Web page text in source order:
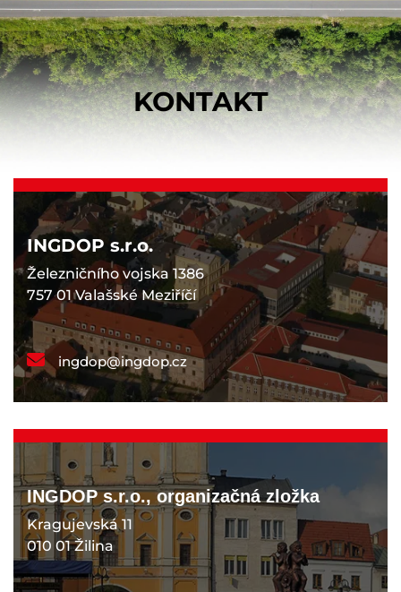
KONTAKT
INGDOP s.r.o.
Železničního vojska 1386
757 01 Valašské Meziříčí
ingdop@ingdop.cz
INGDOP s.r.o., organizačná zložka
Kragujevská 11
010 01 Žilina